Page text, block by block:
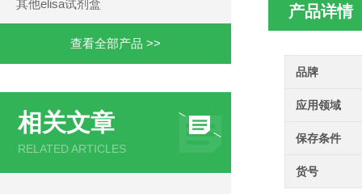
其他elisa试剂盒
查看全部产品 >>
相关文章
RELATED ARTICLES
产品详情
品牌
应用领域
保存条件
货号